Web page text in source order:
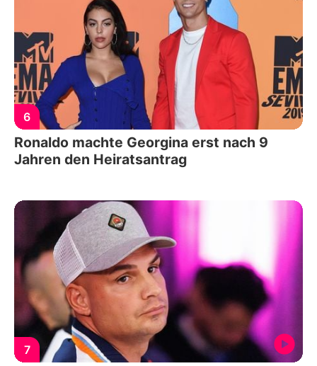
6
Ronaldo machte Georgina erst nach 9
Jahren den Heiratsantrag
7